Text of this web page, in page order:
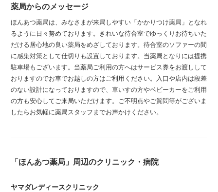
薬局からのメッセージ
ほんあつ薬局は、みなさまが来局しやすい「かかりつけ薬局」となれ
るように日々努めております。きれいな待合室でゆっくりお待ちいた
だける居心地の良い薬局をめざしております。待合室のソファーの間
に感染対策として仕切りも設置しております。当薬局となりには提携
駐車場もございます。当薬局ご利用の方へはサービス券をお渡しして
おりますのでお車でお越しの方はご利用ください。入口や店内は段差
のない設計になっておりますので、車いすの方やベビーカーをご利用
の方も安心してご来局いただけます。ご不明点やご質問等がございま
したらお気軽に薬局スタッフまでお声かけください。
「ほんあつ薬局」周辺のクリニック・病院
ヤマダレディースクリニック